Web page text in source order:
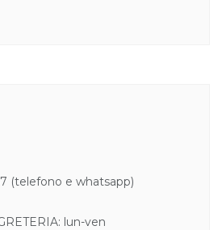
(telefono e whatsapp)
lun-ven